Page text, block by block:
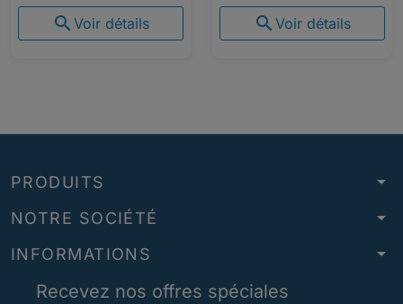
 Voir détails  Voir détails
PRODUITS arrow_drop_down
NOTRE SOCIÉTÉ arrow_drop_down
INFORMATIONS
arrow_drop_down
Recevez nos offres spéciales